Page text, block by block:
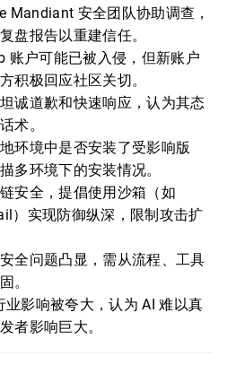
Mandiant 安全团队协助调查，
盘报告以重建信任。
账户可能已被入侵，但新账户
积极回应社区关切。
诚道歉和快速响应，认为其态
术。
环境中是否安装了受影响版
多环境下的安装情况。
安全，提倡使用沙箱（如
）实现防御纵深，限制攻击扩
全问题凸显，需从流程、工具
。
业影响被夸大，认为 AI 难以真
者影响巨大。